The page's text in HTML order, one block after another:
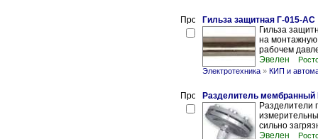
Гильза защитная Г-015-АС
Гильза
на монтажную
рабочем
Эвелен
Электротехника » КИП и
Разделитель
Разделители
сильно
Эвелен